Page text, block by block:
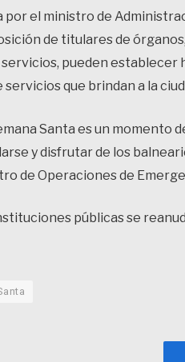
el ministro de
de titulares de
pueden establecer
que brindan a la
Santa es un momento
y disfrutar de los
de Operaciones de
públicas se